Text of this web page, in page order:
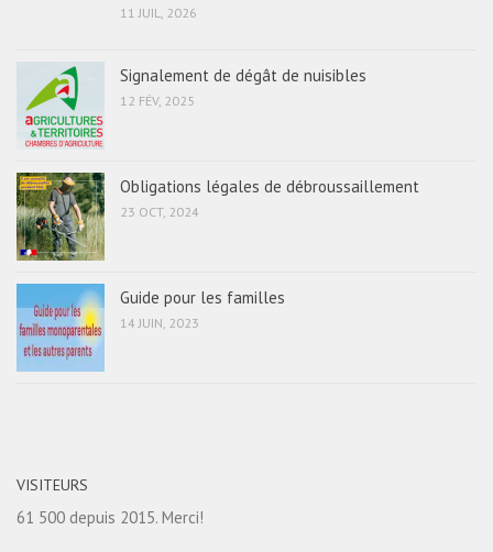
11 JUIL, 2026
Signalement de dégât de nuisibles
12 FÉV, 2025
Obligations légales de débroussaillement
23 OCT, 2024
Guide pour les familles
14 JUIN, 2023
VISITEURS
61 500 depuis 2015. Merci!